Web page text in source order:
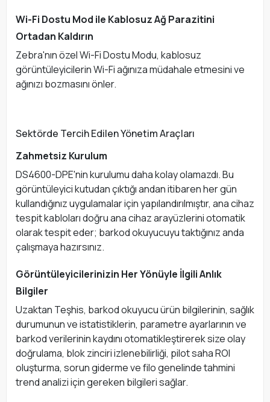
Wi-Fi Dostu Mod ile Kablosuz Ağ Parazitini
Ortadan Kaldırın
Zebra'nın özel Wi-Fi Dostu Modu, kablosuz
görüntüleyicilerin Wi-Fi ağınıza müdahale etmesini ve
ağınızı bozmasını önler.
Sektörde Tercih Edilen Yönetim Araçları
Zahmetsiz Kurulum
DS4600-DPE'nin kurulumu daha kolay olamazdı. Bu
görüntüleyici kutudan çıktığı andan itibaren her gün
kullandığınız uygulamalar için yapılandırılmıştır, ana cihaz
tespit kabloları doğru ana cihaz arayüzlerini otomatik
olarak tespit eder; barkod okuyucuyu taktığınız anda
çalışmaya hazırsınız.
Görüntüleyicilerinizin Her Yönüyle İlgili Anlık
Bilgiler
Uzaktan Teşhis, barkod okuyucu ürün bilgilerinin, sağlık
durumunun ve istatistiklerin, parametre ayarlarının ve
barkod verilerinin kaydını otomatikleştirerek size olay
doğrulama, blok zinciri izlenebilirliği, pilot saha ROI
oluşturma, sorun giderme ve filo genelinde tahmini
trend analizi için gereken bilgileri sağlar.